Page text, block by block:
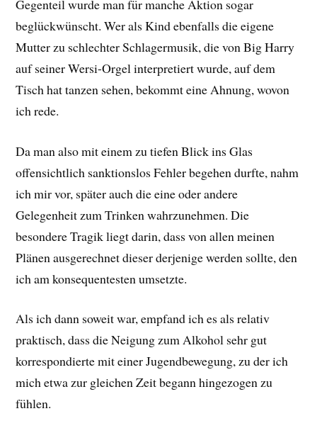
Gegenteil wurde man für manche Aktion sogar
beglückwünscht. Wer als Kind ebenfalls die eigene
Mutter zu schlechter Schlagermusik, die von Big Harry
auf seiner Wersi-Orgel interpretiert wurde, auf dem
Tisch hat tanzen sehen, bekommt eine Ahnung, wovon
ich rede.
Da man also mit einem zu tiefen Blick ins Glas
offensichtlich sanktionslos Fehler begehen durfte, nahm
ich mir vor, später auch die eine oder andere
Gelegenheit zum Trinken wahrzunehmen. Die
besondere Tragik liegt darin, dass von allen meinen
Plänen ausgerechnet dieser derjenige werden sollte, den
ich am konsequentesten umsetzte.
Als ich dann soweit war, empfand ich es als relativ
praktisch, dass die Neigung zum Alkohol sehr gut
korrespondierte mit einer Jugendbewegung, zu der ich
mich etwa zur gleichen Zeit begann hingezogen zu
fühlen.